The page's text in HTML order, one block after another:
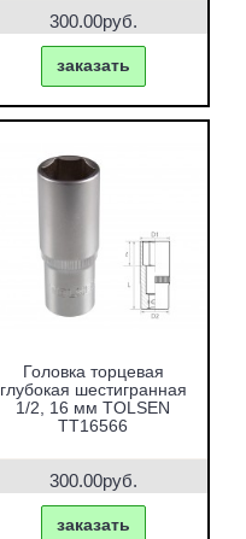
300.00руб.
заказать
Головка торцевая
глубокая шестигранная
1/2, 16 мм TOLSEN
TT16566
300.00руб.
заказать